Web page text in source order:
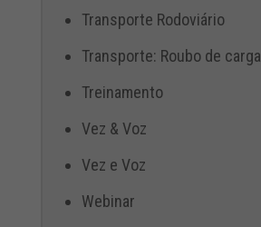
Transporte Rodoviário
Transporte: Roubo de carga
Treinamento
Vez & Voz
Vez e Voz
Webinar